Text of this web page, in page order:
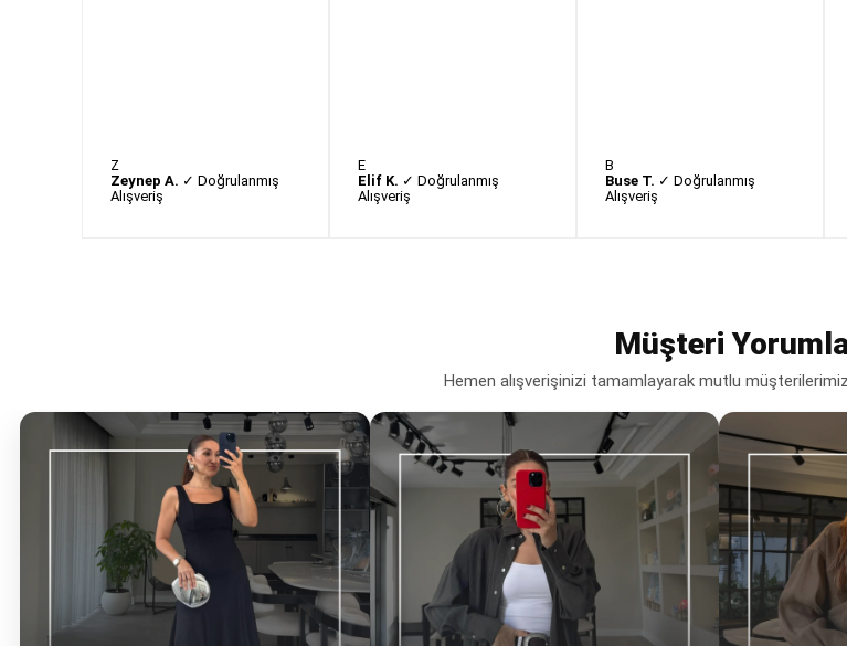
Z
Zeynep A. ✓ Doğrulanmış
Alışveriş
E
Elif K. ✓ Doğrulanmış
Alışveriş
B
Buse T. ✓ Doğrulanmış
Alışveriş
Müşteri
Hemen alışverişinizi tamamlayarak mutlu